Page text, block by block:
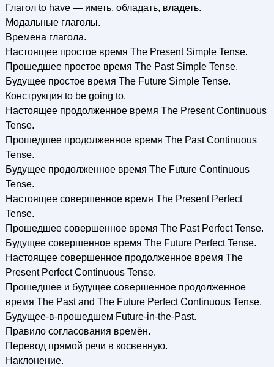
Глагол to have — иметь, обладать, владеть.
Модальные глаголы.
Времена глагола.
Настоящее простое время The Present Simple Tense.
Прошедшее простое время The Past Simple Tense.
Будущее простое время The Future Simple Tense.
Конструкция to be going to.
Настоящее продолженное время The Present Continuous
Tense.
Прошедшее продолженное время The Past Continuous
Tense.
Будущее продолженное время The Future Continuous
Tense.
Настоящее совершенное время The Present Perfect
Tense.
Прошедшее совершенное время The Past Perfect Tense.
Будущее совершенное время The Future Perfect Tense.
Настоящее совершенное продолженное время The
Present Perfect Continuous Tense.
Прошедшее и будущее совершенное продолженное
время The Past and The Future Perfect Continuous Tense.
Будущее-в-прошедшем Future-in-the-Past.
Правило согласования времён.
Перевод прямой речи в косвенную.
Наклонение.